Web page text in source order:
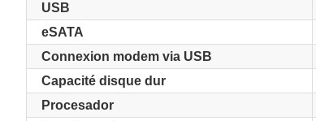
USB
eSATA
Connexion modem via USB
Capacité disque dur
Procesador